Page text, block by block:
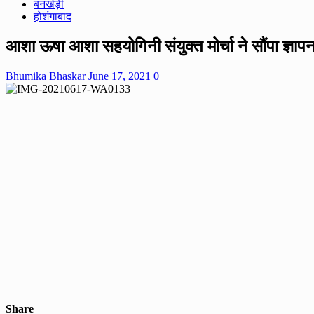
बनखेड़ी
होशंगाबाद
आशा ऊषा आशा सहयोगिनी संयुक्त मोर्चा ने सौंपा
Bhumika BhaskarJune 17, 2021 0
Share